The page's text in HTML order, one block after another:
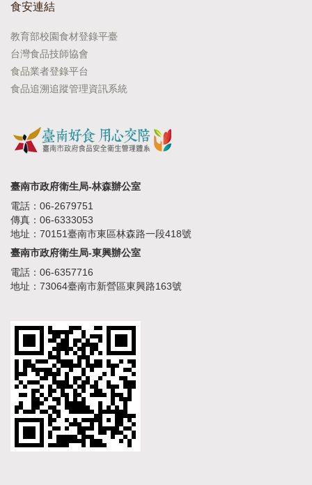
食安連結
教育部校園食材登錄平臺
台灣食品技師協會
食品業者登錄平台
食品追溯追蹤管理資訊系統
臺南市政府衛生局-林森辦公室
電話：06-2679751
傳真：06-6333053
地址：70151臺南市東區林森路一段418號
臺南市政府衛生局-東興辦公室
電話：06-6357716
地址：73064臺南市新營區東興路163號